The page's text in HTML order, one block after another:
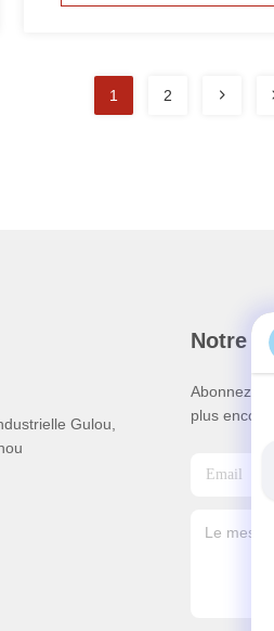
1 2
Gulou,
Notre
Abonnez-
plus encore.